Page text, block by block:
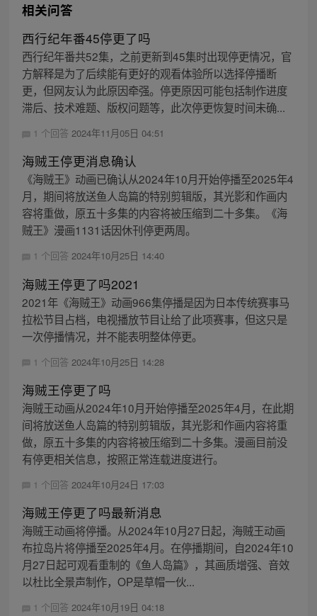
相关问答
西行纪年番45停更了吗
西行纪年番共52集，之前更新到45集时出现停更情况，官
方解释是为了后续能有更好的观看体验所以选择停播断
更，但网友认为此原因牵强。停更原因可能包括制作进度
滞后、技术难题、版权问题等，此次停更恢复时间未确...
1 个回答 2024年11月05日 04:51
海贼王停更消息确认
《海贼王》动画已确认从2024年10月开始停播至2025年4
月，期间将放送鱼人岛篇的特别剪辑版，其光影和作画内
容将重做，原五十多集的内容将被压缩到二十多集。《海
贼王》漫画1131话因休刊停更两周。
1 个回答 2024年10月25日 14:40
海贼王停更了吗2021
2021年《海贼王》动画966集停播是因为日本传统赛事马
拉松节目占档，电视播放节目让给了此项赛事，但这只是
一次停播情况，并不能表明整体停更。
1 个回答 2024年10月25日 14:28
海贼王停更了吗
海贼王动画从2024年10月开始停播至2025年4月，在此期
间将放送鱼人岛篇的特别剪辑版，其光影和作画内容将重
做，原五十多集的内容将被压缩到二十多集。漫画目前没
有停更相关信息，按照正常连载进度进行。
1 个回答 2024年10月24日 17:03
海贼王停更了吗最新消息
海贼王动画将停播。从2024年10月27日起，海贼王动画
布拉岛片将停播至2025年4月。在停播期间，自2024年10
月27日起可观看重制的《鱼人岛篇》，其画质增强、音效
以杜比全景声制作，OP是草帽一伙...
1 个回答 2024年10月19日 04:18